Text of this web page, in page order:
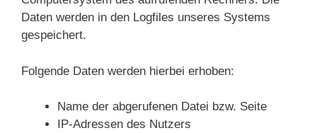
Daten werden in den Logfiles unseres Systems
gespeichert.
Folgende Daten werden hierbei erhoben:
Name der abgerufenen Datei bzw. Seite
IP-Adressen des Nutzers